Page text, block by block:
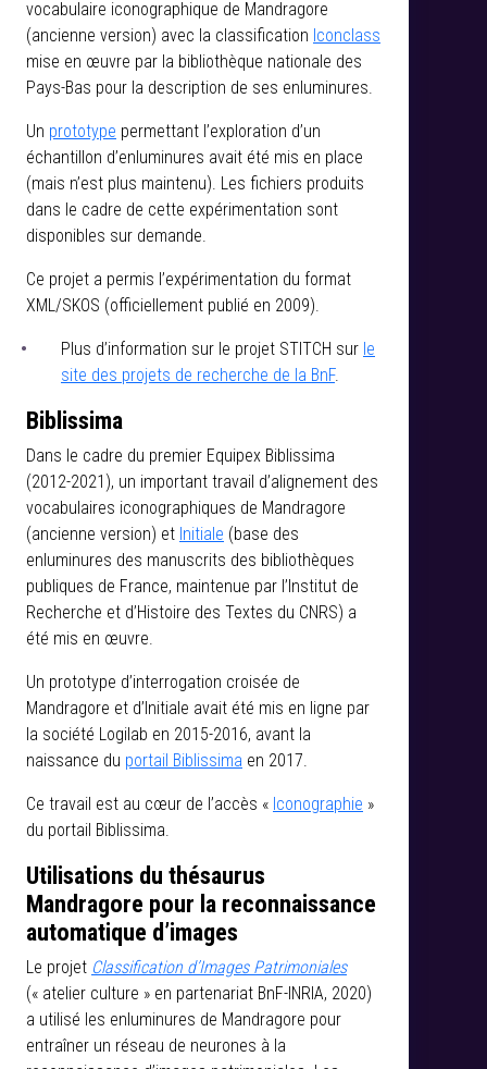
vocabulaire iconographique de Mandragore
(ancienne version) avec la classification Iconclass
mise en œuvre par la bibliothèque nationale des
Pays-Bas pour la description de ses enluminures.
Un prototype permettant l’exploration d’un
échantillon d’enluminures avait été mis en place
(mais n’est plus maintenu). Les fichiers produits
dans le cadre de cette expérimentation sont
disponibles sur demande.
Ce projet a permis l’expérimentation du format
XML/SKOS (officiellement publié en 2009).
Plus d’information sur le projet STITCH sur le
site des projets de recherche de la BnF.
Biblissima
Dans le cadre du premier Equipex Biblissima
(2012-2021), un important travail d’alignement des
vocabulaires iconographiques de Mandragore
(ancienne version) et Initiale (base des
enluminures des manuscrits des bibliothèques
publiques de France, maintenue par l’Institut de
Recherche et d’Histoire des Textes du CNRS) a
été mis en œuvre.
Un prototype d’interrogation croisée de
Mandragore et d’Initiale avait été mis en ligne par
la société Logilab en 2015-2016, avant la
naissance du portail Biblissima en 2017.
Ce travail est au cœur de l’accès « Iconographie »
du portail Biblissima.
Utilisations du thésaurus
Mandragore pour la reconnaissance
automatique d’images
Le projet Classification d’Images Patrimoniales
(« atelier culture » en partenariat BnF-INRIA, 2020)
a utilisé les enluminures de Mandragore pour
entraîner un réseau de neurones à la